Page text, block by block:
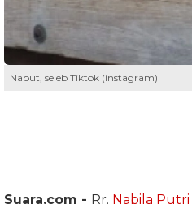
Naput, seleb Tiktok (instagram)
Suara.com - Rr. Nabila Putri